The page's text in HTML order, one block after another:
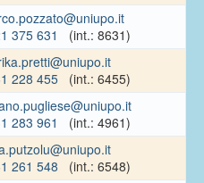
375 631
(int.: 8631)
228 455
(int.: 6455)
283 961
(int.: 4961)
261 548
(int.: 6548)